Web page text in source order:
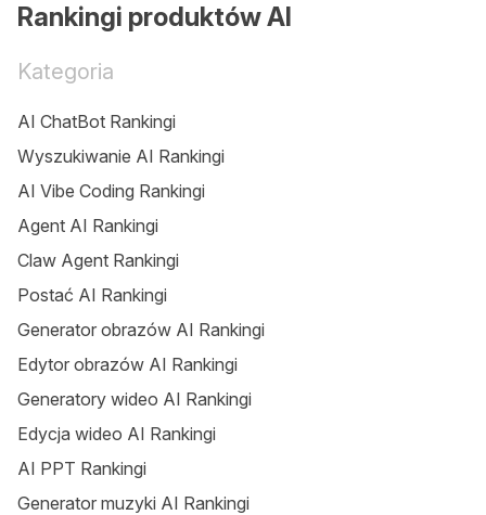
Rankingi produktów AI
Kategoria
AI ChatBot Rankingi
Wyszukiwanie AI Rankingi
AI Vibe Coding Rankingi
Agent AI Rankingi
Claw Agent Rankingi
Postać AI Rankingi
Generator obrazów AI Rankingi
Edytor obrazów AI Rankingi
Generatory wideo AI Rankingi
Edycja wideo AI Rankingi
AI PPT Rankingi
Generator muzyki AI Rankingi